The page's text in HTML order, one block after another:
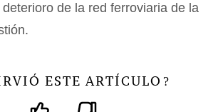
de la red ferroviaria de la
ESTE ARTÍCULO ?